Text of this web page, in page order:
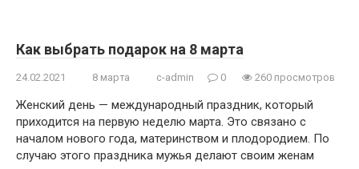
Как выбрать подарок на 8 марта
24.02.2021 8 марта c-admin 0 260 просмотров
Женский день — международный праздник, который
приходится на первую неделю марта. Это связано с
началом нового года, материнством и плодородием. По
случаю этого праздника мужья делают своим женам